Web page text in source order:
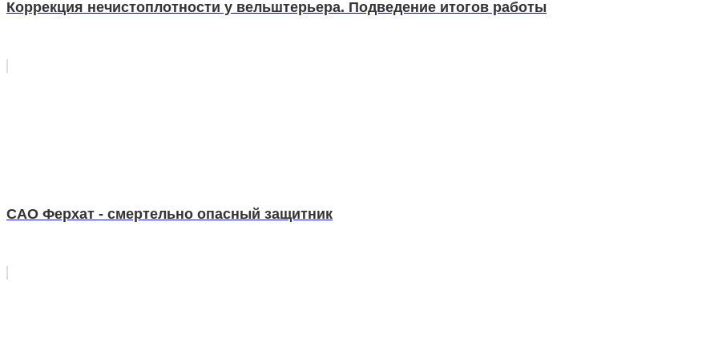
Коррекция нечистоплотности у вельштерьера. Подведение итогов работы
САО Ферхат - смертельно опасный защитник